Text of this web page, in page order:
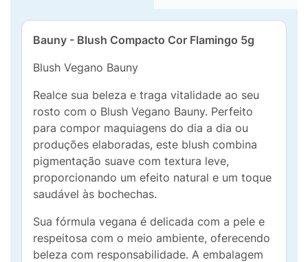
Bauny - Blush Compacto Cor Flamingo 5g
Blush Vegano Bauny
Realce sua beleza e traga vitalidade ao seu
rosto com o Blush Vegano Bauny. Perfeito
para compor maquiagens do dia a dia ou
produções elaboradas, este blush combina
pigmentação suave com textura leve,
proporcionando um efeito natural e um toque
saudável às bochechas.
Sua fórmula vegana é delicada com a pele e
respeitosa com o meio ambiente, oferecendo
beleza com responsabilidade. A embalagem